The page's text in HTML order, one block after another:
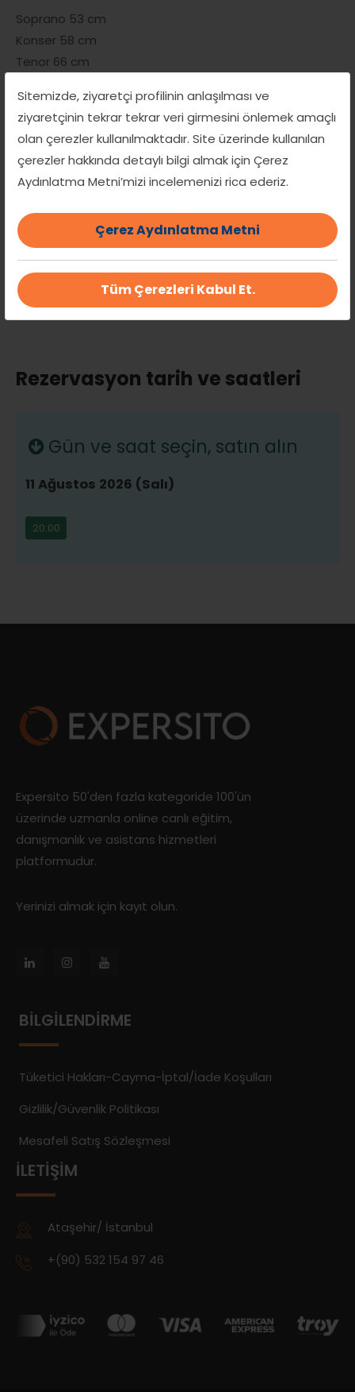
Sitemizde, ziyaretçi profilinin anlaşılması ve
ziyaretçinin tekrar tekrar veri girmesini önlemek amaçlı
olan çerezler kullanılmaktadır. Site üzerinde kullanılan
çerezler hakkında detaylı bilgi almak için Çerez
Aydınlatma Metni’mizi incelemenizi rica ederiz.
Çerez Aydınlatma Metni
Tüm Çerezleri Kabul Et.
Soprano 53 cm
Konser 58 cm
Tenor 66 cm
tenör modeli ukulele.
Uzmanlık alanları
Eğitim
Müzik Eğitimi Şube
Bağlama Eğitimi
Müzik Eğitimi Şube
Gitar Eğitimi
Grup Eğitimi
Müzik Eğitimi Şube
Ney Eğitimi
Birebir Eğitim
Müzik Eğitimi Şube
Ud Dersi
Birebir Eğitim
Müzik Eğitimi Şube
Ukulele Eğitimi Grup Eğitimi
Rezervasyon tarih ve saatleri
Gün ve saat seçin, satın alın
11 Ağustos 2026 (Salı)
20:00
Expersito 50'den fazla kategoride 100'ün
üzerinde uzmanla online canlı eğitim,
danışmanlık ve asistans hizmetleri
platformudur.
Yerinizi almak için kayıt olun.
BILGILENDIRME
Tüketici Hakları-Cayma-İptal/İade Koşulları
Gizlilik/Güvenlik Politikası
Mesafeli Satış Sözleşmesi
İLETIŞIM
Ataşehir/ İstanbul
+(90) 532 154 97 46